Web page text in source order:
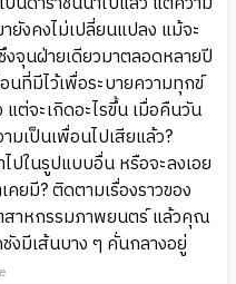
งคงไม่เปลี่ยนแปลง แม้จะ
จุนฝ่ายเดียวมาตลอดหลายปี
ที่มีไว้เพื่อระบายความทุกข์
ต่จะเกิดอะไรขึ้น เมื่อคืนวัน
มเป็นเพื่อนไปเสียแล้ว?
ในรูปแบบอื่น หรือจะลงเอย
ยมี? ติดตามเรื่องราวของ
สาหกรรมภาพยนตร์ แล้วคุณ
งมีเส้นบาง ๆ คั่นกลางอยู่